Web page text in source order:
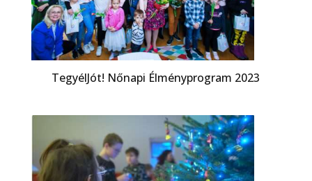
TegyélJót! Nőnapi Élményprogram 2023